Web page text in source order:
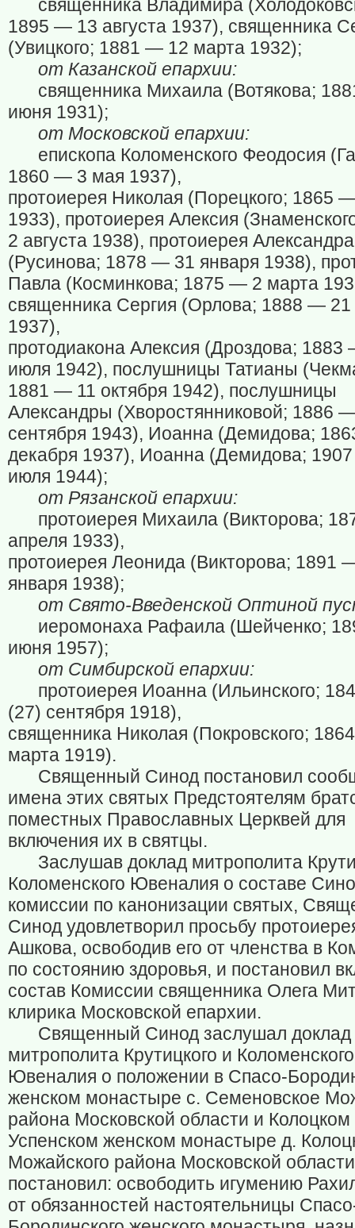
священника Владимира
1895 — 13 августа 1937), священника
(Увицкого; 1881 — 12 марта 1932);
от Казанской епархии:
священника Михаила (Вотякова;
июня 1931);
от Московской епархии:
епископа Коломенского Феодосия
1860 — 3 мая 1937),
протоиерея Николая (Порецкого; 1865
1933), протоиерея Алексия
2 августа 1938), протоиерея Александра
(Русинова; 1878 — 31 января 1938),
Павла (Косминкова; 1875 — 2 марта
священника Сергия (Орлова; 1888 — 21
1937),
протодиакона Алексия (Дроздова;
июля 1942), послушницы Татианы
1881 — 11 октября 1942), послушницы
Александры (Хворостянниковой; 1886
сентября 1943), Иоанна (Демидова;
декабря 1937), Иоанна (Демидова;
июля 1944);
от Рязанской епархии:
протоиерея Михаила (Викторова;
апреля 1933),
протоиерея Леонида (Викторова; 1891
января 1938);
от Свято-Введенской Оптиной
иеромонаха Рафаила (Шейченко;
июня 1957);
от Симбирской епархии:
протоиерея Иоанна (Ильинского;
(27) сентября 1918),
священника Николая (Покровского;
марта 1919).
Священный Синод постановил
имена этих святых Предстоятелям
поместных Православных Церквей для
включения их в святцы.
Заслушав доклад митрополита
Коломенского Ювеналия о составе
комиссии по канонизации святых,
Синод удовлетворил просьбу
Ашкова, освободив его от членства в
по состоянию здоровья, и постановил
состав Комиссии священника Олега
клирика Московской епархии.
Священный Синод заслушал доклад
митрополита Крутицкого и Коломенского
Ювеналия о положении в Спасо-
женском монастыре с. Семеновское
района Московской области и Колоцком
Успенском женском монастыре д.
Можайского района Московской
постановил: освободить игумению
от обязанностей настоятельницы